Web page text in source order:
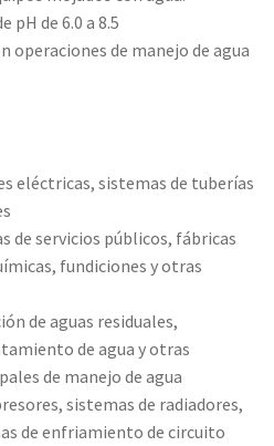
pH de 6.0 a 8.5
operaciones de manejo de agua
eléctricas, sistemas de tuberías
de servicios públicos, fábricas
fundiciones y otras
de aguas residuales,
de agua y otras
de manejo de agua
sistemas de radiadores,
de enfriamiento de circuito